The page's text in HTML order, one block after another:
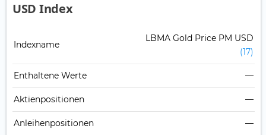
USD Index
Indexname
LBMA Gold Price PM USD
(17)
Enthaltene Werte —
Aktienpositionen —
Anleihenpositionen —